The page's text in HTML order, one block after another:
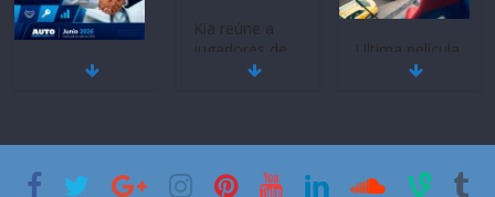
Bosch y
renovable
Quito se alista
para un nuevo
2026
¿Qué puede
pasar con tu
3 de agosto de